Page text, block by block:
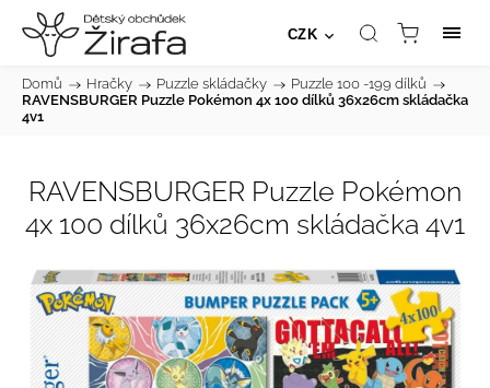
CZK
Domů / Hračky / Puzzle skládačky / Puzzle 100 -199 dílků /
RAVENSBURGER Puzzle Pokémon 4x 100 dílků 36x26cm skládačka
4v1
RAVENSBURGER Puzzle Pokémon
4x 100 dílků 36x26cm skládačka 4v1